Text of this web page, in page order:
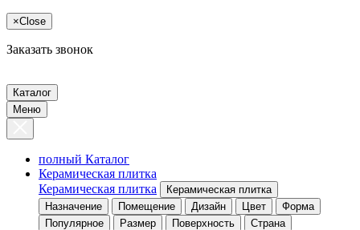
×Close
Заказать звонок
Каталог
Меню
полный Каталог
Керамическая плитка
Керамическая плитка
Керамическая плитка
Назначение
Помещение Дизайн Цвет
Форма
Популярное
Размер Поверхность Страна